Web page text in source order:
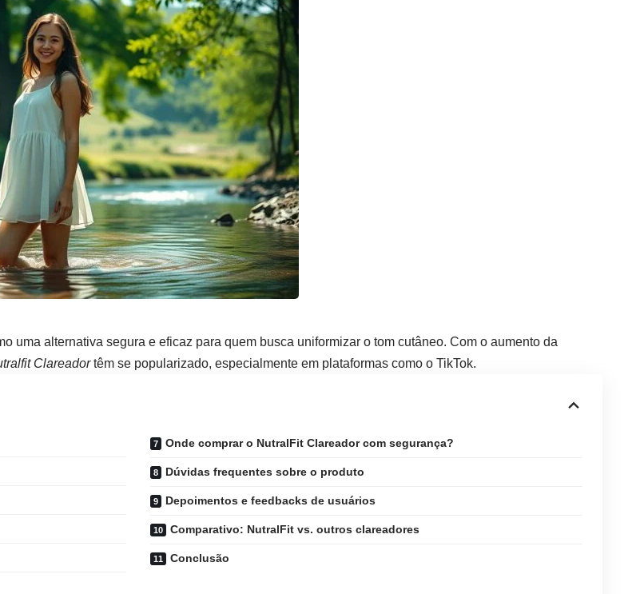
uma alternativa segura e eficaz para quem busca uniformizar o tom cutâneo. Com o aumento da
Clareadortêm se popularizado, especialmente em plataformas como o TikTok.
Onde comprar o NutralFit Clareador com segurança?
Dúvidas frequentes sobre o produto
Depoimentos e feedbacks de usuários
Comparativo: NutralFit vs. outros clareadores
Conclusão